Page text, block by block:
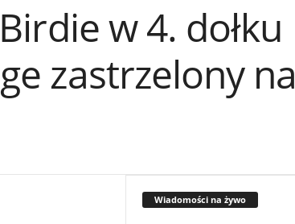
w 4. dołku
zastrzelony na
Wiadomości na żywo